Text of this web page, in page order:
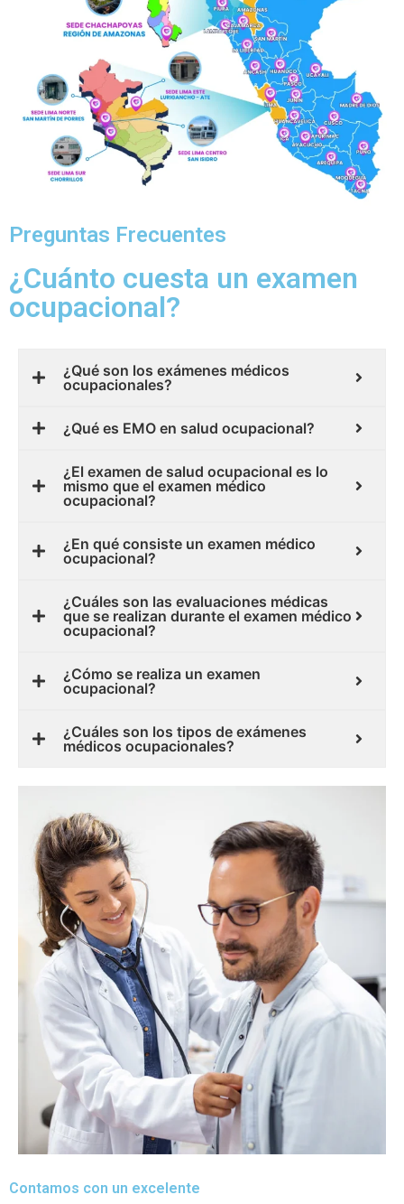
Preguntas Frecuentes
¿Cuánto cuesta un examen
ocupacional?
¿Qué son los exámenes médicos
ocupacionales?
¿Qué es EMO en salud ocupacional?
¿El examen de salud ocupacional es lo
mismo que el examen médico
ocupacional?
¿En qué consiste un examen médico
ocupacional?
¿Cuáles son las evaluaciones médicas
que se realizan durante el examen médico
ocupacional?
¿Cómo se realiza un examen
ocupacional?
¿Cuáles son los tipos de exámenes
médicos ocupacionales?
Contamos con un excelente